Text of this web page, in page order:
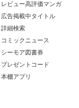
レビュー高評価マンガ
広告掲載中タイトル
詳細検索
コミックニュース
シーモア図書券
プレゼントコード
本棚アプリ